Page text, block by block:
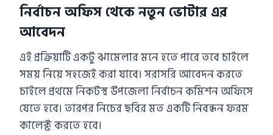
নির্বাচন অফিস থেকে নতুন ভোটার এর
আবেদন
এই প্রক্রিয়াটি একটু ঝামেলার মনে হতে পারে তবে চাইলে
সময় নিয়ে সহজেই করা যাবে। সরাসরি আবেদন করতে
চাইলে প্রথমে নিকটস্থ উপজেলা নির্বাচন কমিশন অফিসে
যেতে হবে। তারপর নিচের ছবির মত একটি নিবন্ধন ফরম
কালেক্ট করতে হবে।